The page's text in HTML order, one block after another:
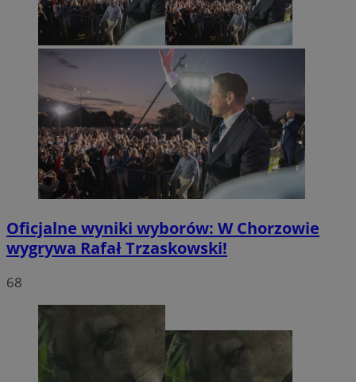
Oficjalne wyniki wyborów: W Chorzowie
wygrywa Rafał Trzaskowski!
68